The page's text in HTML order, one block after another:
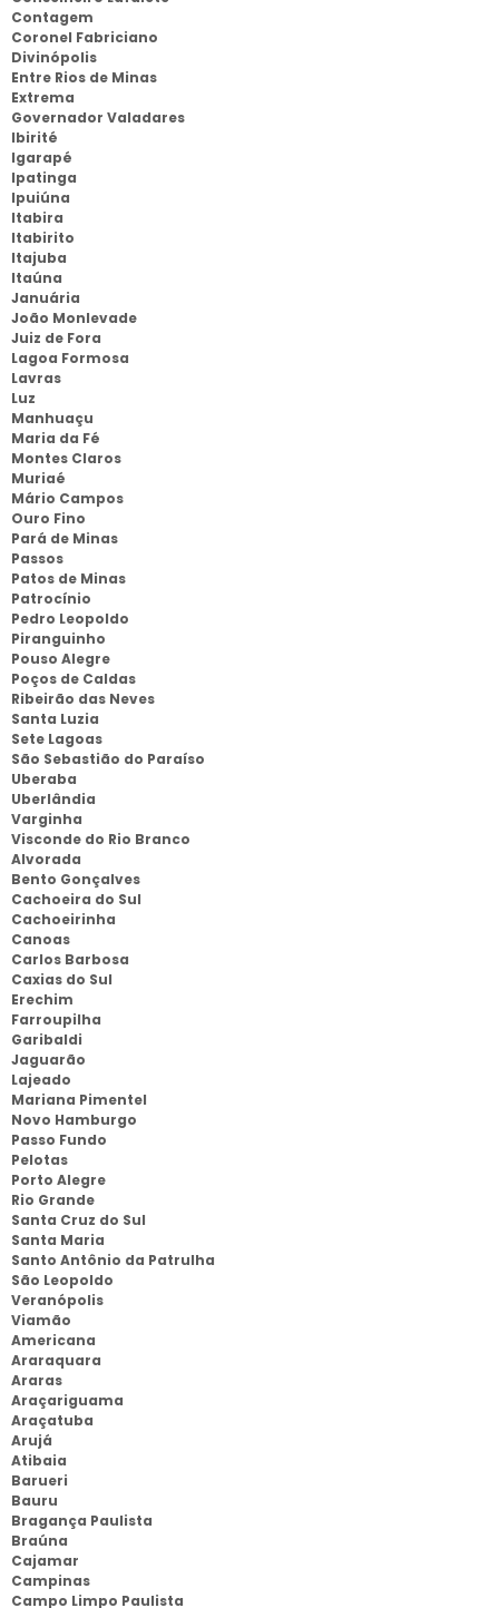
Contagem
Coronel Fabriciano
Divinópolis
Entre Rios de Minas
Extrema
Governador Valadares
Ibirité
Igarapé
Ipatinga
Ipuiúna
Itabira
Itabirito
Itajuba
Itaúna
Januária
João Monlevade
Juiz de Fora
Lagoa Formosa
Lavras
Luz
Manhuaçu
Maria da Fé
Montes Claros
Muriaé
Mário Campos
Ouro Fino
Pará de Minas
Passos
Patos de Minas
Patrocínio
Pedro Leopoldo
Piranguinho
Pouso Alegre
Poços de Caldas
Ribeirão das Neves
Santa Luzia
Sete Lagoas
São Sebastião do Paraíso
Uberaba
Uberlândia
Varginha
Visconde do Rio Branco
Alvorada
Bento Gonçalves
Cachoeira do Sul
Cachoeirinha
Canoas
Carlos Barbosa
Caxias do Sul
Erechim
Farroupilha
Garibaldi
Jaguarão
Lajeado
Mariana Pimentel
Novo Hamburgo
Passo Fundo
Pelotas
Porto Alegre
Rio Grande
Santa Cruz do Sul
Santa Maria
Santo Antônio da Patrulha
São Leopoldo
Veranópolis
Viamão
Americana
Araraquara
Araras
Araçariguama
Araçatuba
Arujá
Atibaia
Barueri
Bauru
Bragança Paulista
Braúna
Cajamar
Campinas
Campo Limpo Paulista